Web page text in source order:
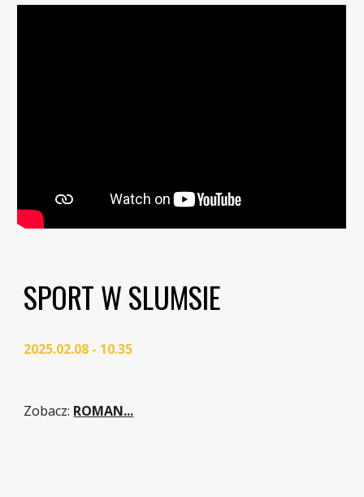
SPORT W SLUMSIE
2025.02.08 - 10.35
Zobacz: ROMAN...